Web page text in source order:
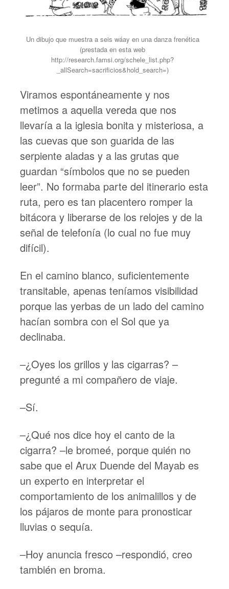
Un dibujo que muestra a seis wáay en una danza frenética
(prestada en esta web
http://research.famsi.org/schele_list.php?
_allSearch=sacrificios&hold_search=)
Viramos espontáneamente y nos
metimos a aquella vereda que nos
llevaría a la iglesia bonita y misteriosa, a
las cuevas que son guarida de las
serpiente aladas y a las grutas que
guardan “símbolos que no se pueden
leer”. No formaba parte del itinerario esta
ruta, pero es tan placentero romper la
bitácora y liberarse de los relojes y de la
señal de telefonía (lo cual no fue muy
difícil).
En el camino blanco, suficientemente
transitable, apenas teníamos visibilidad
porque las yerbas de un lado del camino
hacían sombra con el Sol que ya
declinaba.
–¿Oyes los grillos y las cigarras? –
pregunté a mi compañero de viaje.
–Sí.
–¿Qué nos dice hoy el canto de la
cigarra? –le bromeé, porque quién no
sabe que el Arux Duende del Mayab es
un experto en interpretar el
comportamiento de los animalillos y de
los pájaros de monte para pronosticar
lluvias o sequía.
–Hoy anuncia fresco –respondió, creo
también en broma.